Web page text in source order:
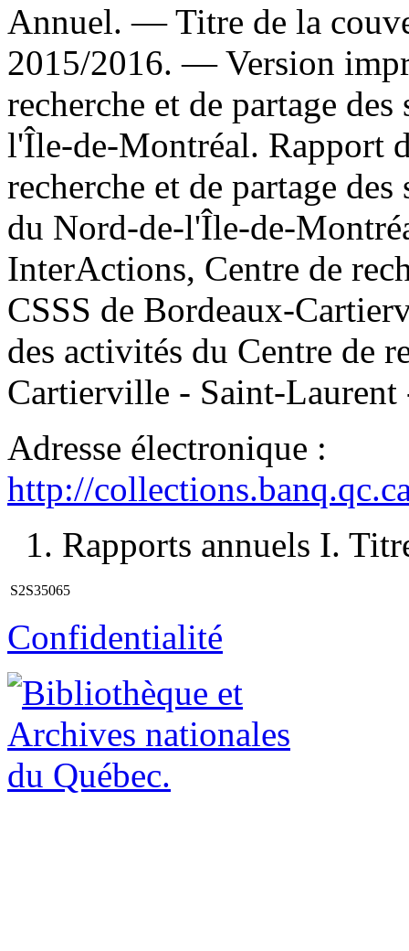
Annuel. — Titre de la
2015/2016. —Version
recherche et de partage
l'Île-de-Montréal. Rapport
recherche et de partage
du Nord-de-l'Île-de-
InterActions, Centre de
CSSS de Bordeaux-
des activités du Centre de
Cartierville - Saint-
Adresse électronique :
http://
1. Rapports annuels I.
S2S35065
Confidentialité